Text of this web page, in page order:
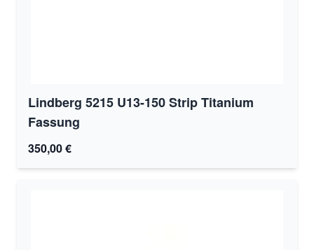
Lindberg 5215 U13-150 Strip Titanium
Fassung
350,00 €